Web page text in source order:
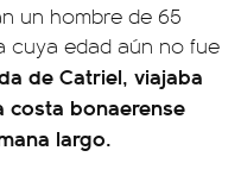
un hombre de 65
cuya edad aún no fue
de Catriel, viajaba
costa bonaerense
largo.